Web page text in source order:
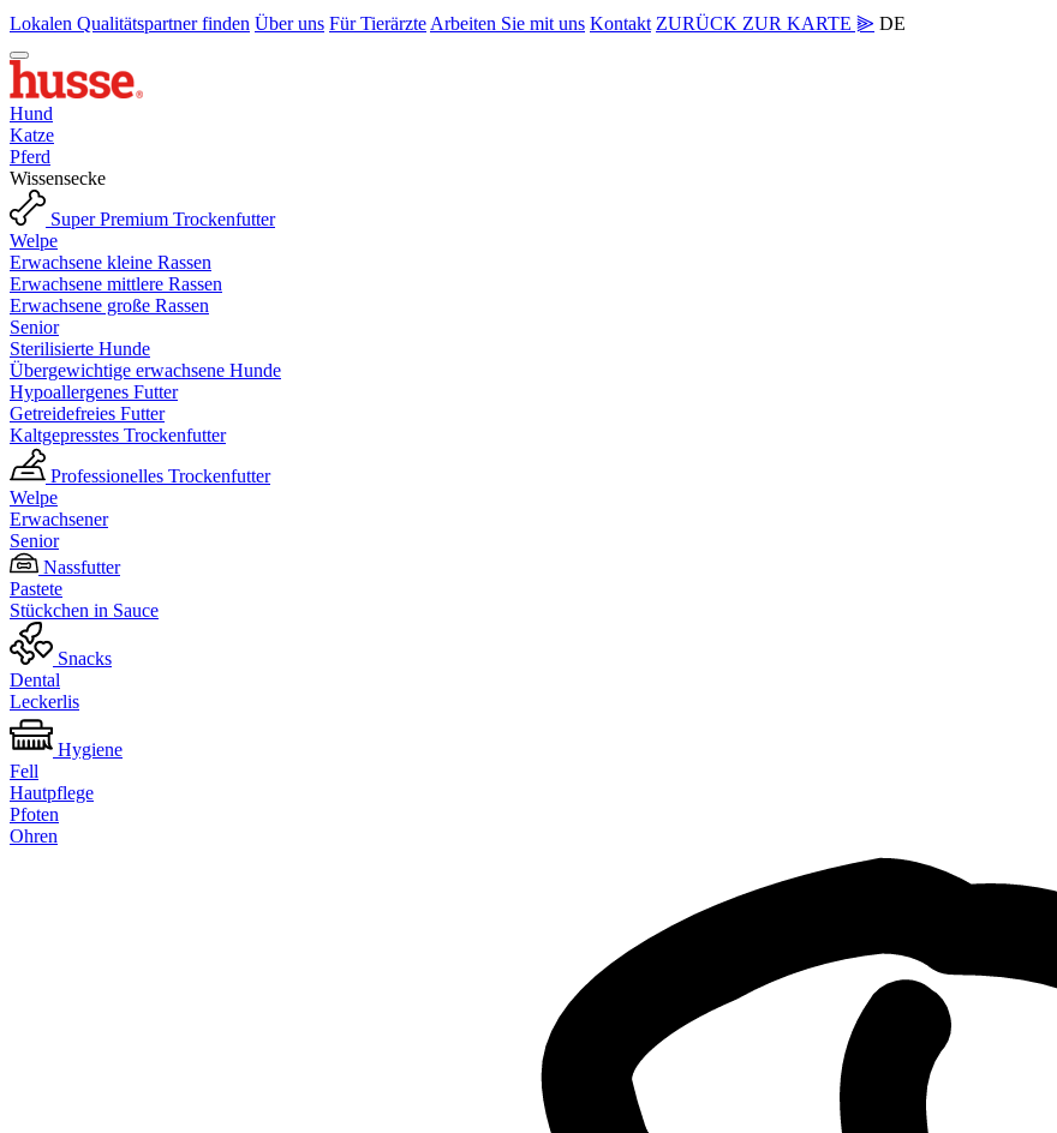
Lokalen Qualitätspartner finden Über uns Für Tierärzte Arbeiten Sie mit uns Kontakt ZURÜCK ZUR KARTE ⫸ DE
Hund
Katze
Pferd
Wissensecke
Super Premium Trockenfutter
Welpe
Erwachsene kleine Rassen
Erwachsene mittlere Rassen
Erwachsene große Rassen
Senior
Sterilisierte Hunde
Übergewichtige erwachsene Hunde
Hypoallergenes Futter
Getreidefreies Futter
Kaltgepresstes Trockenfutter
Professionelles Trockenfutter
Welpe
Erwachsener
Senior
Nassfutter
Pastete
Stückchen in Sauce
Snacks
Dental
Leckerlis
Hygiene
Fell
Hautpflege
Pfoten
Ohren